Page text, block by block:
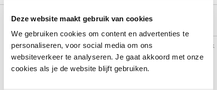
Deze website maakt gebruik van cookies
We gebruiken cookies om content en advertenties te
personaliseren, voor social media om ons
websiteverkeer te analyseren. Je gaat akkoord met onze
cookies als je de website blijft gebruiken.
Alternatieven
Vergelijk Vergelijk